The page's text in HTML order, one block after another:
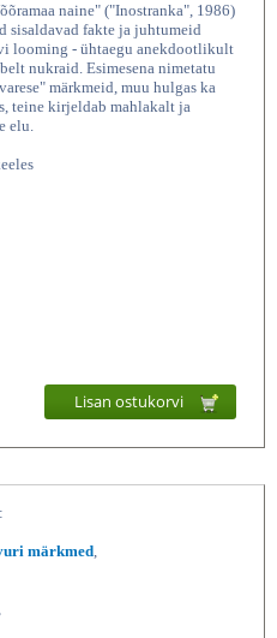
Sergei
naine" ("Inostranka", 1986)
sisaldavad fakte ja juhtumeid
looming - ühtaegu anekdootlikult
nukraid. Esimesena nimetatu
märkmeid, muu hulgas ka
teine kirjeldab mahlakalt ja
elu.
Lisan ostukorvi
märkmed